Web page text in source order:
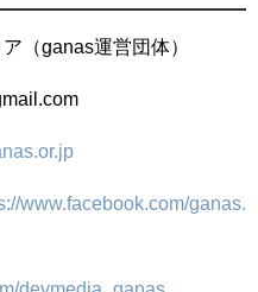
（ganas運営団体）
www.facebook.com/ganas.
devmedia_ganas